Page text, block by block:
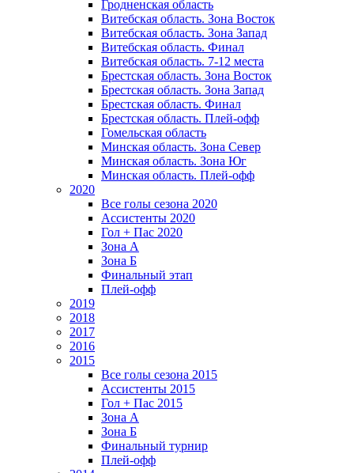
Гродненская область
Витебская область. Зона Восток
Витебская область. Зона Запад
Витебская область. Финал
Витебская область. 7-12 места
Брестская область. Зона Восток
Брестская область. Зона Запад
Брестская область. Финал
Брестская область. Плей-офф
Гомельская область
Минская область. Зона Север
Минская область. Зона Юг
Минская область. Плей-офф
2020
Все голы сезона 2020
Ассистенты 2020
Гол + Пас 2020
Зона А
Зона Б
Финальный этап
Плей-офф
2019
2018
2017
2016
2015
Все голы сезона 2015
Ассистенты 2015
Гол + Пас 2015
Зона А
Зона Б
Финальный турнир
Плей-офф